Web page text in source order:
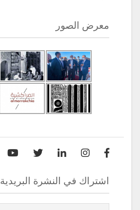
معرض الصور
اشتراك في النشرة البريدية